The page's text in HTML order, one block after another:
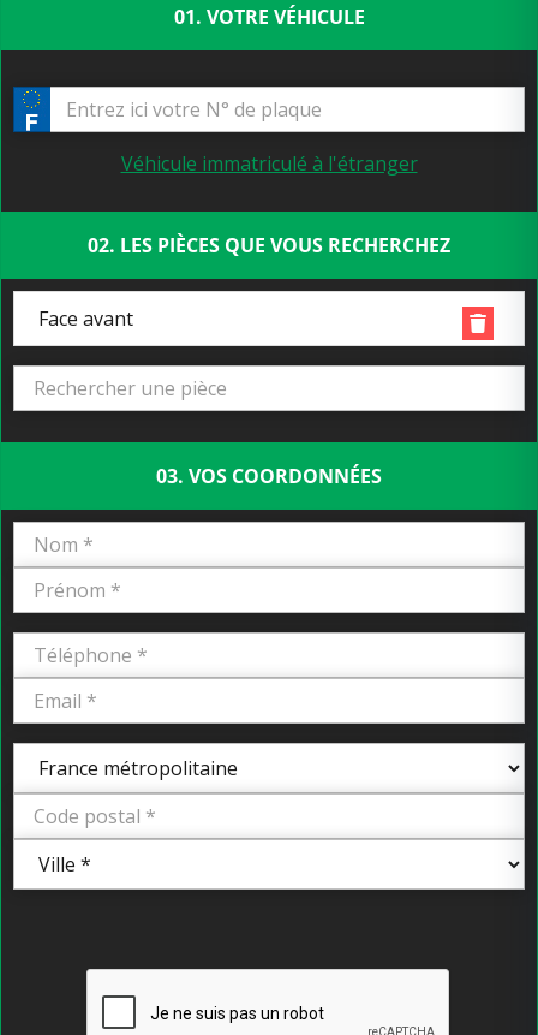
01. VOTRE VÉHICULE
Véhicule immatriculé à l'étranger
02. LES PIÈCES QUE VOUS RECHERCHEZ
Face avant
03. VOS COORDONNÉES